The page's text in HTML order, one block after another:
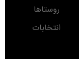
روستاها
انتخابات